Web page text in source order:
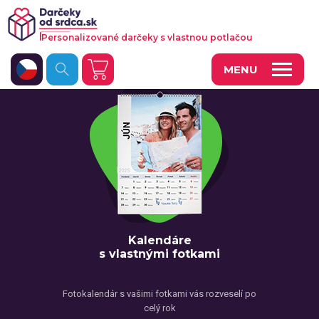
MENU
Fotoobrazy a dekorácie
Hrnčeky a keramika
Fotoknihy a fotozošity
Personalizované darčeky s vlastnou potlačou
Kalendáre
s vlastnými fotkami
Fotokalendár s vašimi fotkami vás rozveselí po
celý rok